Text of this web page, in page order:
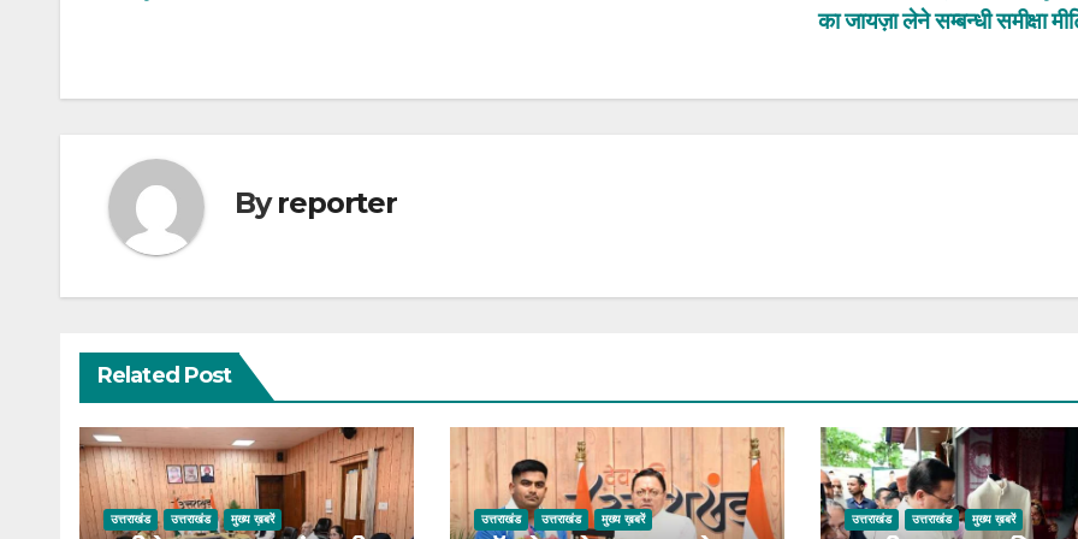
का जायज़ा लेने सम्बन्धी समीक्षा
Byreporter
Related Post
उत्तराखंड उत्तराखंड मुख्य ख़बरें उत्तराखंड उत्तराखंड मुख्य ख़बरें उत्तराखंड उत्तराखंड मुख्य ख़बरें